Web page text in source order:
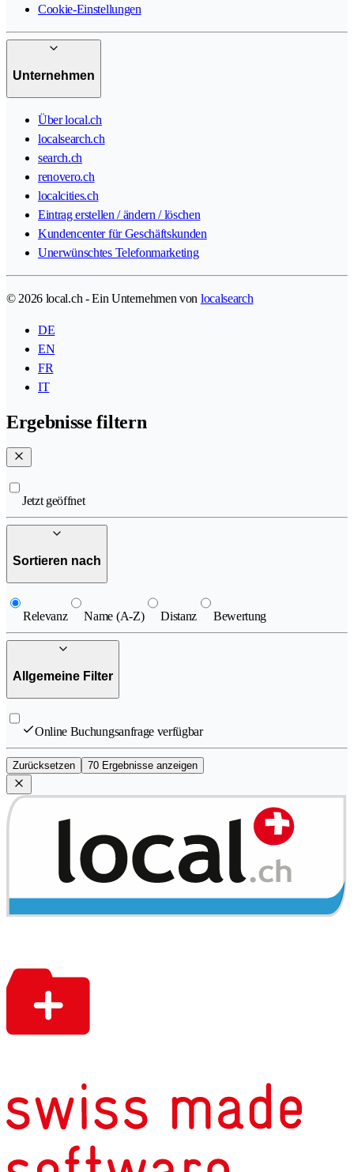
Cookie-Einstellungen
Unternehmen
Über local.ch
localsearch.ch
search.ch
renovero.ch
localcities.ch
Eintrag erstellen / ändern / löschen
Kundencenter für Geschäftskunden
Unerwünschtes Telefonmarketing
© 2026 local.ch - Ein Unternehmen von localsearch
DE
EN
FR
IT
Ergebnisse filtern
Jetzt geöffnet
Sortieren nach
Relevanz Name (A-Z) Distanz Bewertung
Allgemeine Filter
Online Buchungsanfrage verfügbar
Zurücksetzen 70 Ergebnisse anzeigen